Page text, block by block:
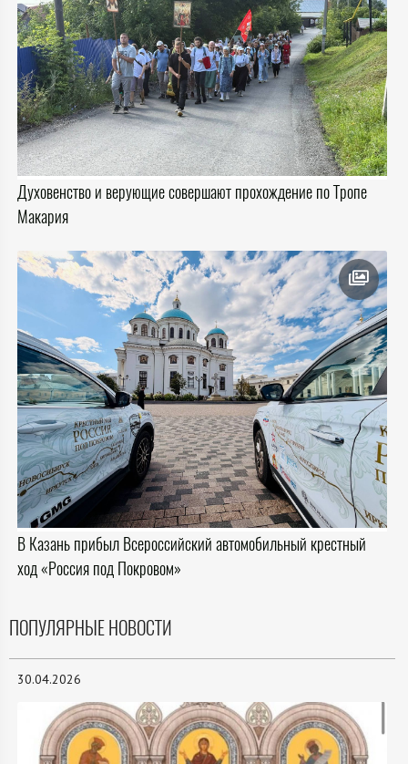
Духовенство и верующие совершают прохождение по Тропе
Макария
В Казань прибыл Всероссийский автомобильный крестный
ход «Россия под Покровом»
ПОПУЛЯРНЫЕ НОВОСТИ
30.04.2026